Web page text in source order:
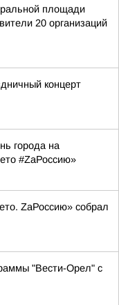
площади
20 организаций
концерт
города на
#ZaРоссию»
ZаРоссию» собрал
"Вести-Орел" с